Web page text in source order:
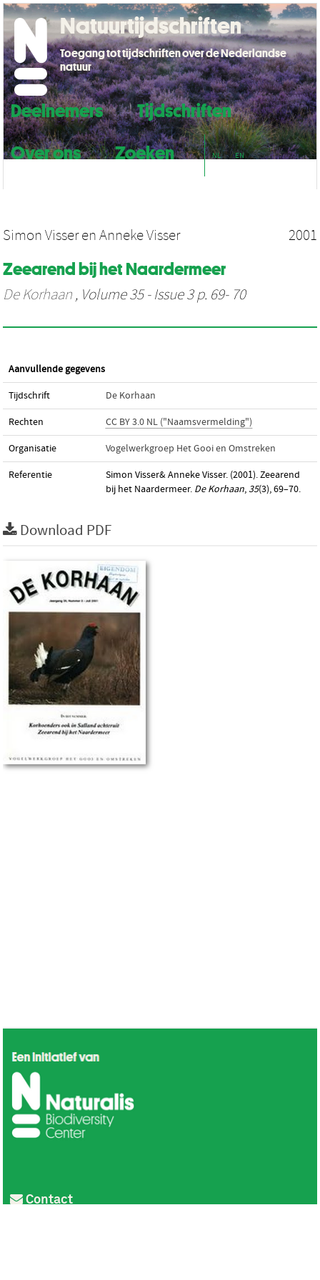
Deelnemers
Tijdschriften
Over ons
Zoeken NL EN
Natuurtijdschriften
Toegang tot tijdschriften over de Nederlandse
natuur
Simon Visseren Anneke Visser 2001
Zeearend bij het Naardermeer
De Korhaan , Volume 35 - Issue 3 p. 69- 70
Aanvullende gegevens
Tijdschrift De Korhaan
Rechten CC BY 3.0 NL ("Naamsvermelding")
Organisatie Vogelwerkgroep Het Gooi en Omstreken
Referentie
Simon Visser& Anneke Visser. (2001). Zeearend
bij het Naardermeer. De Korhaan, 35(3), 69–70.
Download PDF
Contact